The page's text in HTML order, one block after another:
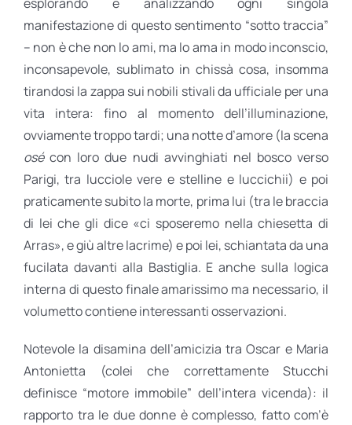
manifestazione di questo sentimento “sotto traccia”
– non è che non lo ami, ma lo ama in modo inconscio,
inconsapevole, sublimato in chissà cosa, insomma
tirandosi la zappa sui nobili stivali da ufficiale per una
vita intera: fino al momento dell’illuminazione,
ovviamente troppo tardi; una notte d’amore (la scena
osécon loro due nudi avvinghiati nel bosco verso
Parigi, tra lucciole vere e stelline e luccichii) e poi
praticamente subito la morte, prima lui (tra le braccia
di lei che gli dice «ci sposeremo nella chiesetta di
Arras», e giù altre lacrime) e poi lei, schiantata da una
fucilata davanti alla Bastiglia. E anche sulla logica
interna di questo finale amarissimo ma necessario, il
volumetto contiene interessanti osservazioni.
Notevole la disamina dell’amicizia tra Oscar e Maria
Antonietta (colei che correttamente Stucchi
definisce “motore immobile” dell’intera vicenda): il
rapporto tra le due donne è complesso, fatto com’è